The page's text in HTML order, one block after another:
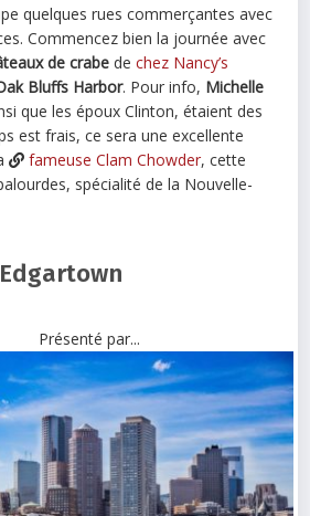
quelques rues commerçantes avec
Commencez bien la journée avec
de crabe dechez Nancy’s
Bluffs Harbor. Pour info, Michelle
que les époux Clinton, étaient des
est frais, ce sera une excellente
fameuse Clam Chowder, cette
spécialité de la Nouvelle-
Présenté par...